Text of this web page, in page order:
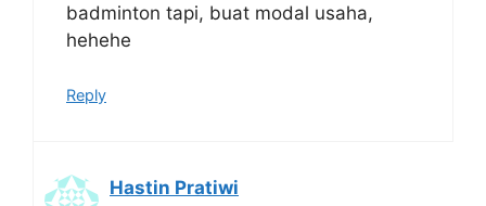
badminton tapi, buat modal usaha,
hehehe
Reply
Hastin Pratiwi